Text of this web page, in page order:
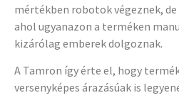
mértékben robotok végeznek,
ahol ugyanazon a terméken
kizárólag emberek dolgoznak.
A Tamron így érte el, hogy
versenyképes árazásúak is